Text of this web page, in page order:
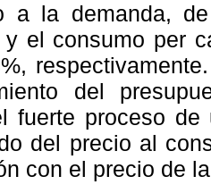
a la demanda,
y el consumo per
del
fuerte proceso
del precio al
con el precio de